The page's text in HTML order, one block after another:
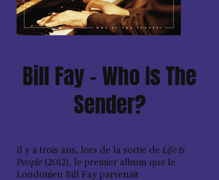
Bill Fay – Who Is The
Sender?
Il y a trois ans, lors de la sortie de Life Is
People(2012), le premier album que le
Londonien Bill Fay parvenait